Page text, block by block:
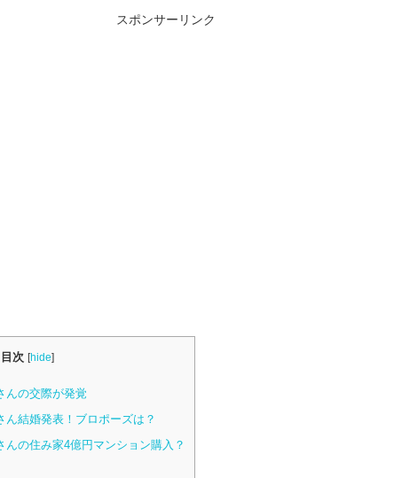
スポンサーリンク
目次 [hide]
んの交際が発覚
結婚発表！ブロポーズは？
の住み家4億円マンション購入？